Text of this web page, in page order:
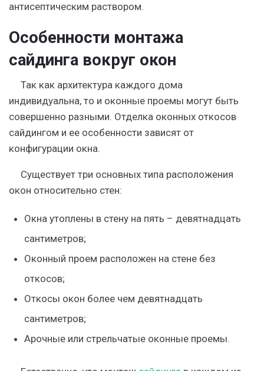
антисептическим раствором.
Особенности монтажа
сайдинга вокруг окон
Так как архитектура каждого дома
индивидуальна, то и оконные проемы могут быть
совершенно разными. Отделка оконных откосов
сайдингом и ее особенности зависят от
конфигурации окна.
Существует три основных типа расположения
окон относительно стен:
Окна утоплены в стену на пять – девятнадцать
сантиметров;
Оконный проем расположен на стене без
откосов;
Откосы окон более чем девятнадцать
сантиметров;
Арочные или стрельчатые оконные проемы.